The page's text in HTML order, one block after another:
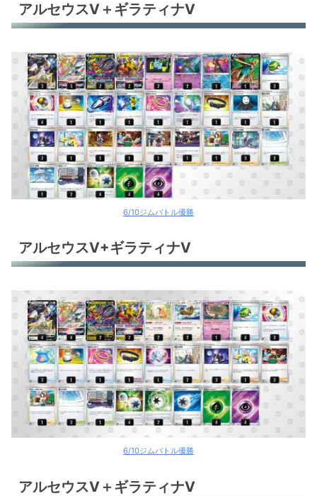
アルセウスV＋ギラティナV
6/10ジムバトル優勝
アルセウスV+ギラティナV
6/10ジムバトル優勝
アルセウスV＋ギラティナV